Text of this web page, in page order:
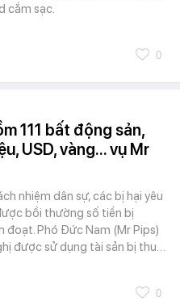
cắm sạc.
0
111 bất động sản,
USD, vàng... vụ Mr
nhiệm dân sự, các bị hại yêu
bồi thường số tiền bị
đoạt. Phó Đức Nam (Mr Pips)
được sử dụng tài sản bị thu…
0